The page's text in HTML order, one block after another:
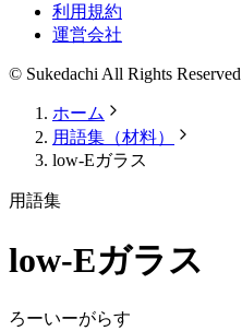
利用規約
運営会社
© Sukedachi All Rights Reserved
ホーム
用語集（材料）
low-Eガラス
用語集
low-Eガラス
ろーいーがらす